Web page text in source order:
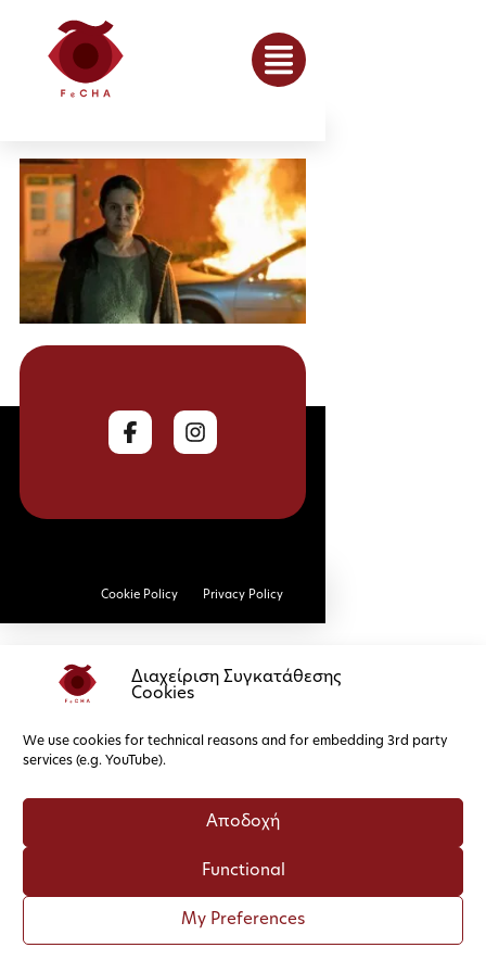
Διαχείριση Συγκατάθεσης
Cookies
We use cookies for technical reasons and for embedding 3rd party
services (e.g. YouTube).
Αποδοχή
Functional
My Preferences
Cookie Policy Privacy Policy